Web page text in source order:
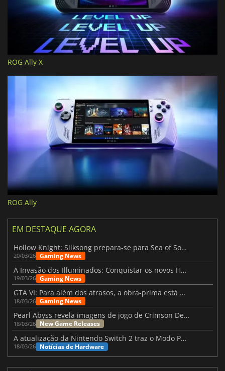
ROG Ally X
ROG Ally
EM DESTAQUE AGORA
Hollow Knight: Silksong prepara-se para Sea of Sorrow com um patch
20/03/26 Gaming News
A Invasão dos Illuminados: Conquistar os novos Helldivers 2 Atualização!
19/03/26 Gaming News
GTA VI: Para além dos atrasos, a obra-prima está quase a chegar
18/03/26 Gaming News
Pearl Abyss revela imagens de jogo de Crimson Desert para a PS5
18/03/26 New Game Releases
A atualização da Nintendo Switch 2 traz o Modo Portátil aos jogos mais antigos da Switch
18/03/26 Notícias de Hardware